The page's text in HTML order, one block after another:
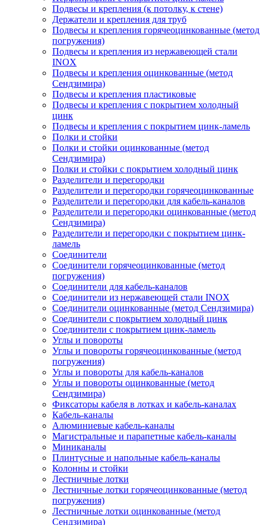
Подвесы и крепления (к потолку, к стене)
Держатели и крепления для труб
Подвесы и крепления горячеоцинкованные (метод
погружения)
Подвесы и крепления из нержавеющей стали
INOX
Подвесы и крепления оцинкованные (метод
Сендзимира)
Подвесы и крепления пластиковые
Подвесы и крепления с покрытием холодный
цинк
Подвесы и крепления с покрытием цинк-ламель
Полки и стойки
Полки и стойки оцинкованные (метод
Сендзимира)
Полки и стойки с покрытием холодный цинк
Разделители и перегородки
Разделители и перегородки горячеоцинкованные
Разделители и перегородки для кабель-каналов
Разделители и перегородки оцинкованные (метод
Сендзимира)
Разделители и перегородки с покрытием цинк-
ламель
Соединители
Соединители горячеоцинкованные (метод
погружения)
Соединители для кабель-каналов
Соединители из нержавеющей стали INOX
Соединители оцинкованные (метод Сендзимира)
Соединители с покрытием холодный цинк
Соединители с покрытием цинк-ламель
Углы и повороты
Углы и повороты горячеоцинкованные (метод
погружения)
Углы и повороты для кабель-каналов
Углы и повороты оцинкованные (метод
Сендзимира)
Фиксаторы кабеля в лотках и кабель-каналах
Кабель-каналы
Алюминиевые кабель-каналы
Магистральные и парапетные кабель-каналы
Миниканалы
Плинтусные и напольные кабель-каналы
Колонны и стойки
Лестничные лотки
Лестничные лотки горячеоцинкованные (метод
погружения)
Лестничные лотки оцинкованные (метод
Сендзимира)